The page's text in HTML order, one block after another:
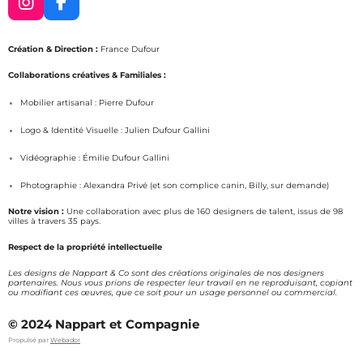
I
n
s
a
r
m
F
a
c
b
o
Création & Direction : France Dufour
Collaborations créatives & Familiales :
Mobilier artisanal : Pierre Dufour
Logo & Identité Visuelle : Julien Dufour Gallini
Vidéographie : Émilie Dufour Gallini
Photographie : Alexandra Privé (et son complice canin, Billy, sur demande)
Notre vision : Une collaboration avec plus de 160 designers de talent, issus de 98
villes à travers 35 pays.
Respect de la propriété intellectuelle
Les designs de Nappart & Co sont des créations originales de nos designers
partenaires. Nous vous prions de respecter leur travail en ne reproduisant, copiant
ou modifiant ces œuvres, que ce soit pour un usage personnel ou commercial.
© 2024 Nappart et Compagnie
Propulsé par Webador